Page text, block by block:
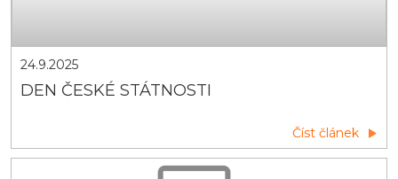
24.9.2025
DEN ČESKÉ STÁTNOSTI
Číst článek